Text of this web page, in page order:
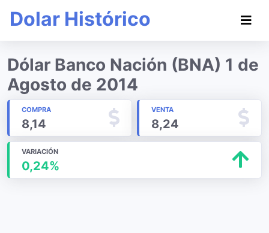
Dolar Histórico
Dólar Banco Nación (BNA) 1 de
Agosto de 2014
COMPRA
8,14
VENTA
8,24
VARIACIÓN
0,24%